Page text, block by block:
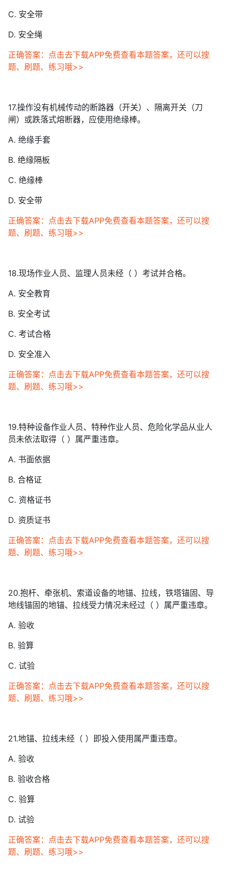
C. 安全带
D. 安全绳
正确答案：点击去下载APP免费查看本题答案，还可以搜
题、刷题、练习哦>>
17.操作没有机械传动的断路器（开关）、隔离开关（刀
闸）或跌落式熔断器，应使用绝缘棒。
A. 绝缘手套
B. 绝缘隔板
C. 绝缘棒
D. 安全带
正确答案：点击去下载APP免费查看本题答案，还可以搜
题、刷题、练习哦>>
18.现场作业人员、监理人员未经（ ）考试并合格。
A. 安全教育
B. 安全考试
C. 考试合格
D. 安全准入
正确答案：点击去下载APP免费查看本题答案，还可以搜
题、刷题、练习哦>>
19.特种设备作业人员、特种作业人员、危险化学品从业人
员未依法取得（ ）属严重违章。
A. 书面依据
B. 合格证
C. 资格证书
D. 资质证书
正确答案：点击去下载APP免费查看本题答案，还可以搜
题、刷题、练习哦>>
20.抱杆、牵张机、索道设备的地锚、拉线，铁塔锚固、导
地线锚固的地锚、拉线受力情况未经过（ ）属严重违章。
A. 验收
B. 验算
C. 试验
正确答案：点击去下载APP免费查看本题答案，还可以搜
题、刷题、练习哦>>
21.地锚、拉线未经（ ）即投入使用属严重违章。
A. 验收
B. 验收合格
C. 验算
D. 试验
正确答案：点击去下载APP免费查看本题答案，还可以搜
题、刷题、练习哦>>